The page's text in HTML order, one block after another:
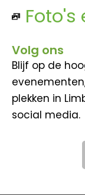
Foto's
Volg ons
Blijf op de
plekken in
social media.